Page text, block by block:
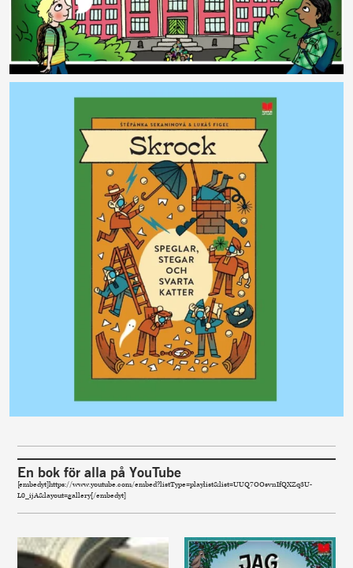
En bok för alla på YouTube
[embedyt]https://www.youtube.com/embed?listType=playlist&list=UUQ7OOsvnIfQXZq3U-
L0_ijA&layout=gallery[/embedyt]